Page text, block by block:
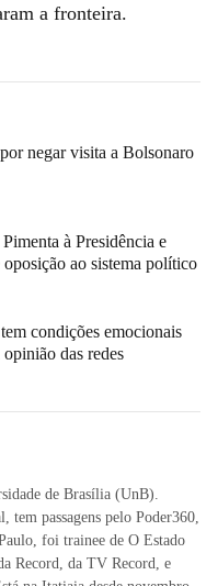
a fronteira.
negar visita a Bolsonaro
à Presidência e
ao sistema político
condições emocionais
das redes
de Brasília (UnB).
tem passagens pelo Poder360,
foi trainee de O Estado
Record, da TV Record, e